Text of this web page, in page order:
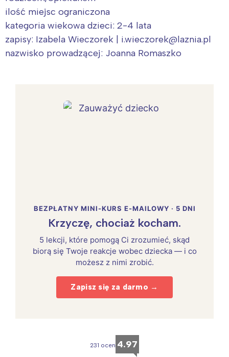
ilość miejsc ograniczona
kategoria wiekowa dzieci: 2-4 lata
zapisy: Izabela Wieczorek | i.wieczorek@laznia.pl
nazwisko prowadzącej: Joanna Romaszko
BEZPŁATNY MINI-KURS E-MAILOWY · 5 DNI
Krzyczę, chociaż kocham.
5 lekcji, które pomogą Ci zrozumieć, skąd
biorą się Twoje reakcje wobec dziecka — i co
możesz z nimi zrobić.
Zapisz się za darmo →
231 ocen 4.97